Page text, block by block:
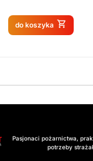
do koszyka
Pasjonaci pożarnictwa,
potrzeby